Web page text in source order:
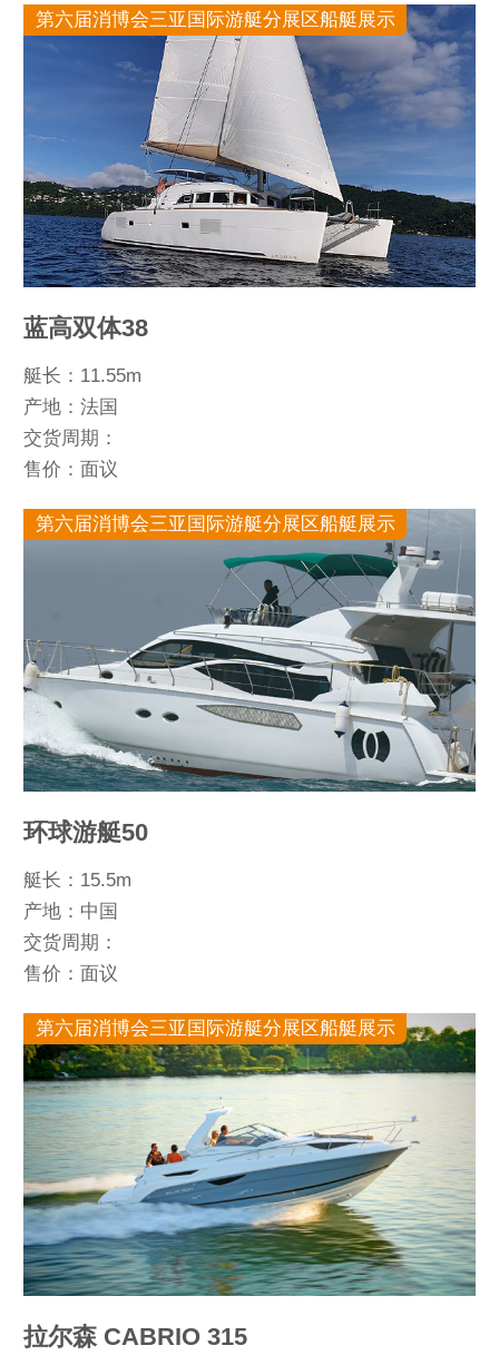
第六届消博会三亚国际游艇分展区船艇展示
蓝高双体38
艇长：11.55m
产地：法国
交货周期：
售价：面议
第六届消博会三亚国际游艇分展区船艇展示
环球游艇50
艇长：15.5m
产地：中国
交货周期：
售价：面议
第六届消博会三亚国际游艇分展区船艇展示
拉尔森 CABRIO 315